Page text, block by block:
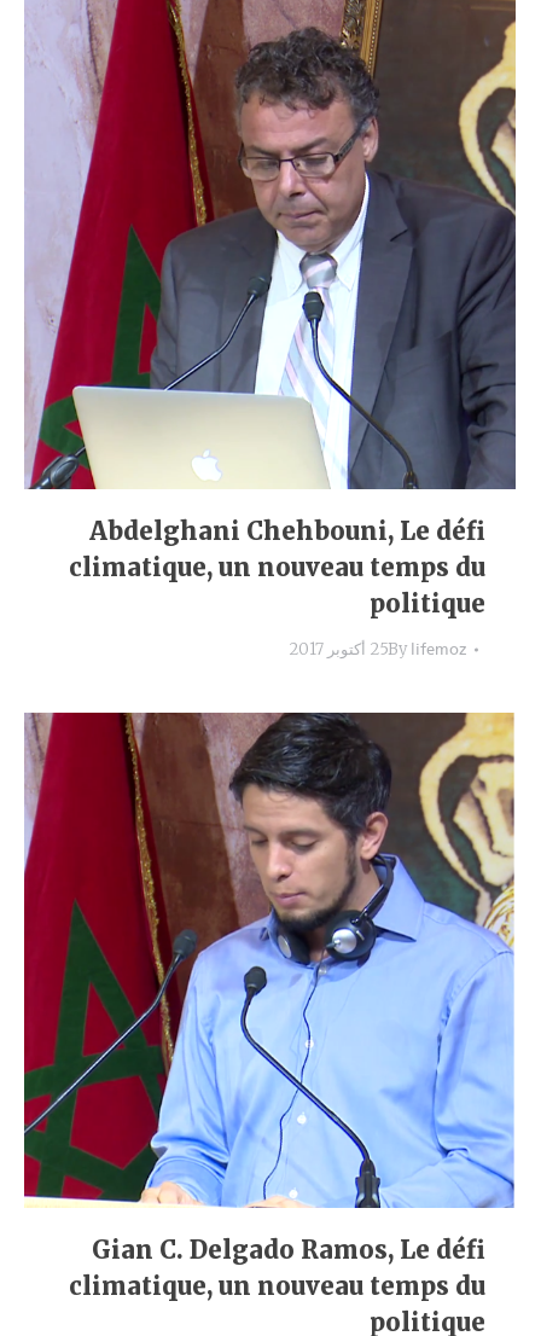
Abdelghani Chehbouni, Le défi
climatique, un nouveau temps du
politique
By lifemoz 25 أكتوبر 2017
Gian C. Delgado Ramos, Le défi
climatique, un nouveau temps du
politique